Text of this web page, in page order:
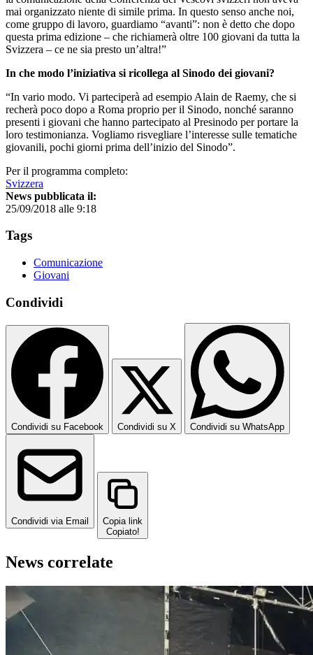
mai organizzato niente di simile prima. In questo senso anche noi,
come gruppo di lavoro, guardiamo “avanti”: non è detto che dopo
questa prima edizione – che richiamerà oltre 100 giovani da tutta la
Svizzera – ce ne sia presto un’altra!”
In che modo l’iniziativa si ricollega al Sinodo dei giovani?
“In vario modo. Vi parteciperà ad esempio Alain de Raemy, che si
recherà poco dopo a Roma proprio per il Sinodo, nonché saranno
presenti i giovani che hanno partecipato al Presinodo per portare la
loro testimonianza. Vogliamo risvegliare l’interesse sulle tematiche
giovanili, pochi giorni prima dell’inizio del Sinodo”.
Per il programma completo:
Svizzera
News pubblicata il:
25/09/2018 alle 9:18
Tags
Comunicazione
Giovani
Condividi
Condividi su Facebook Condividi su X Condividi su WhatsApp
Condividi via Email
Copia link
Copiato!
News correlate